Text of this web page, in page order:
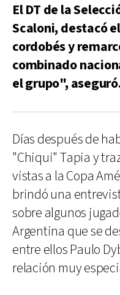
El DT de la
Scaloni, destacó
cordobés y
combinado
el grupo",
Días después de
"Chiqui" Tapia y
vistas a la Copa
brindó una
sobre algunos
Argentina que se
entre ellos Paulo
relación muy